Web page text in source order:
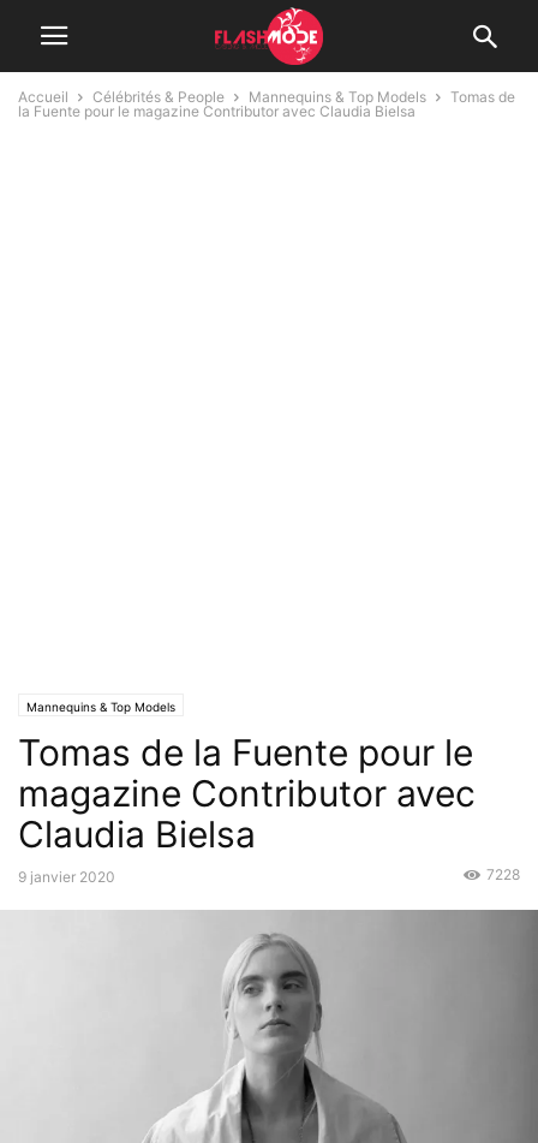
Accueil Célébrités & People Mannequins & Top Models
Tomas de
la Fuente pour le magazine Contributor avec Claudia Bielsa
Mannequins & Top Models
Tomas de la Fuente pour le
magazine Contributor avec
Claudia Bielsa
9 janvier 2020 7228